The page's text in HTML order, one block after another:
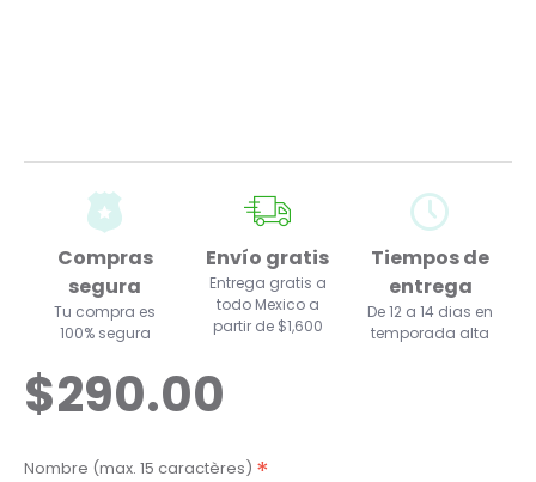
Compras
segura
Tu compra es
100% segura
Envío gratis
Entrega gratis a
todo Mexico a
partir de $1,600
Tiempos de
entrega
De 12 a 14 dias en
temporada alta
$290.00
Nombre (max. 15 caractères)